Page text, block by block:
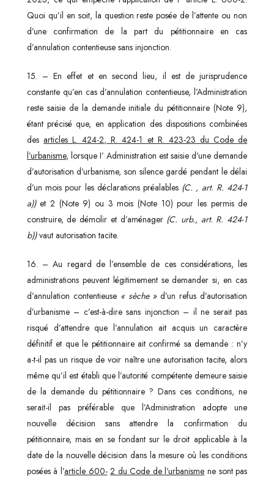
Quoi qu’il en soit, la question reste posée de l’attente ou non
d’une confirmation de la part du pétitionnaire en cas
d’annulation contentieuse sans injonction.
15. – En effet et en second lieu, il est de jurisprudence
constante qu’en cas d’annulation contentieuse, l’Administration
reste saisie de la demande initiale du pétitionnaire (Note 9),
étant précisé que, en application des dispositions combinées
des articles L. 424-2, R. 424-1 et R. 423-23 du Code de
l’urbanisme, lorsque I’ Administration est saisie d’une demande
d’autorisation d’urbanisme, son silence gardé pendant le délai
d’un mois pour les déclarations préalables (C. , art. R. 424-1
a))et 2 (Note 9) ou 3 mois (Note 10) pour les permis de
construire, de démolir et d’aménager (C. urb., art. R. 424-1
b))vaut autorisation tacite.
16. – Au regard de l’ensemble de ces considérations, les
administrations peuvent légitimement se demander si, en cas
d’annulation contentieuse « sèche »d’un refus d’autorisation
d’urbanisme – c’est-à-dire sans injonction – il ne serait pas
risqué d’attendre que l’annulation ait acquis un caractère
définitif et que le pétitionnaire ait confirmé sa demande : n’y
a-t-il pas un risque de voir naître une autorisation tacite, alors
même qu’il est établi que l’autorité compétente demeure saisie
de la demande du pétitionnaire ? Dans ces conditions, ne
serait-il pas préférable que l’Administration adopte une
nouvelle décision sans attendre la confirmation du
pétitionnaire, mais en se fondant sur le droit applicable à la
date de la nouvelle décision dans la mesure où les conditions
posées à l’article 600- 2 du Code de l’urbanisme ne sont pas